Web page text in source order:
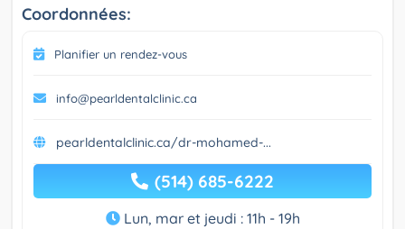
Coordonnées:
Planifier un rendez-vous
info@pearldentalclinic.ca
pearldentalclinic.ca/dr-mohamed-...
(514) 685-6222
Lun, mar et jeudi : 11h - 19h